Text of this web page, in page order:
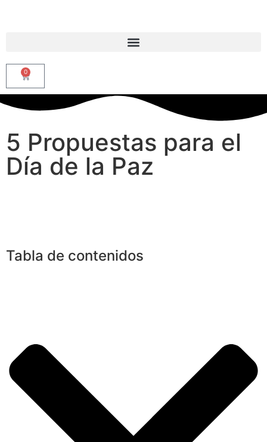
0
5 Propuestas para el
Día de la Paz
Tabla de contenidos